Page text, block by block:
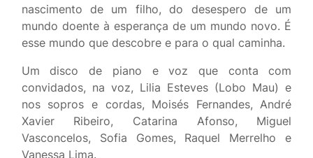
nascimento de um filho, do desespero de um
mundo doente à esperança de um mundo novo. É
esse mundo que descobre e para o qual caminha.
Um disco de piano e voz que conta com
convidados, na voz, Lilia Esteves (Lobo Mau) e
nos sopros e cordas, Moisés Fernandes, André
Xavier Ribeiro, Catarina Afonso, Miguel
Vasconcelos, Sofia Gomes, Raquel Merrelho e
Vanessa Lima.